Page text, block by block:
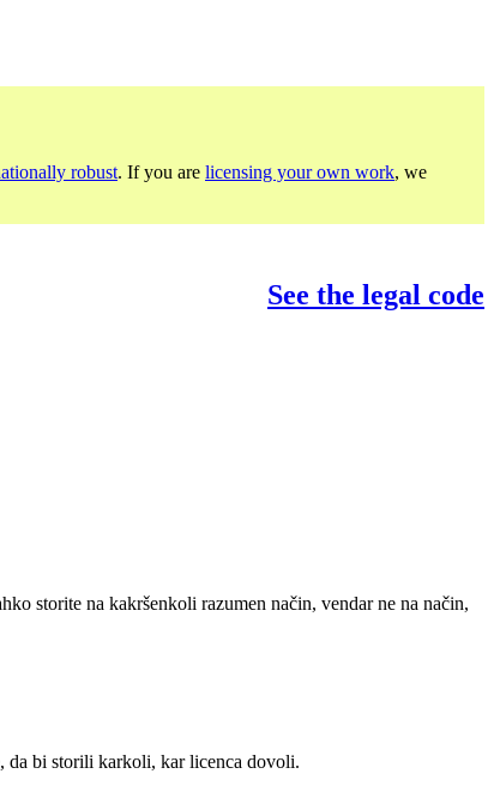
robust. If you are licensing your own work, we
See the legal code
storite na kakršenkoli razumen način, vendar ne na način,
bi storili karkoli, kar licenca dovoli.